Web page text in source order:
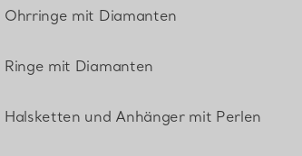
Ohrringe mit Diamanten
Ringe mit Diamanten
Halsketten und Anhänger mit Perlen